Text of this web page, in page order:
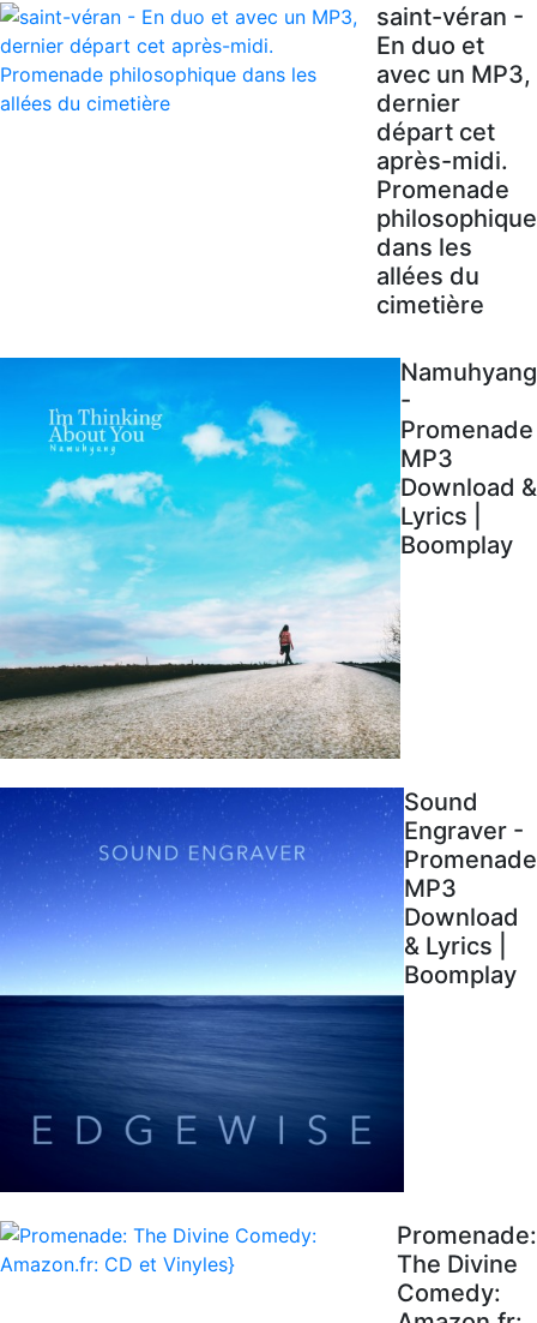
saint-véran -
En duo et
avec un MP3,
dernier
départ cet
après-midi.
Promenade
philosophique
dans les
allées du
cimetière
Namuhyang
-
Promenade
MP3
Download &
Lyrics |
Boomplay
Sound
Engraver -
Promenade
MP3
Download
& Lyrics |
Boomplay
Promenade:
The Divine
Comedy: